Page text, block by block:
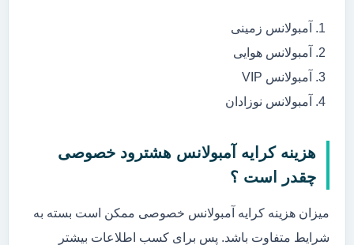
آمبولانس زمینی
آمبولانس هوایی
آمبولانس VIP
آمبولانس نوزادان
هزینه کرایه آمبولانس هشترود خصوصی
چقدر است ؟
میزان هزینه کرایه آمبولانس خصوصی ممکن است بسته به
شرایط متفاوت باشد. پس برای کسب اطلاعات بیشتر